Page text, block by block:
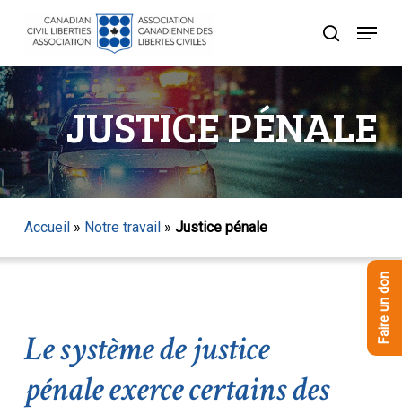
content
recherche
Menu
JUSTICE PÉNALE
Accueil» Notre travail» Justice pénale
Le système de justice
pénale exerce certains des
Menu
Faire un don